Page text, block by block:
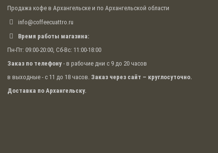
Продажа кофе в Архангельске и по Архангельской области
info@coffeecuattro.ru
Время работы магазина:
Пн-Пт: 09:00-20:00, Сб-Вс: 11:00-18:00
Заказ по телефону - в рабочие дни с 9 до 20 часов
в выходные - с 11 до 18 часов. Заказ через сайт – круглосуточно.
Доставка по Архангельску.